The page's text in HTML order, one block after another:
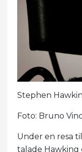
Stephen
Foto: Bruno
Under en resa
talade Hawking